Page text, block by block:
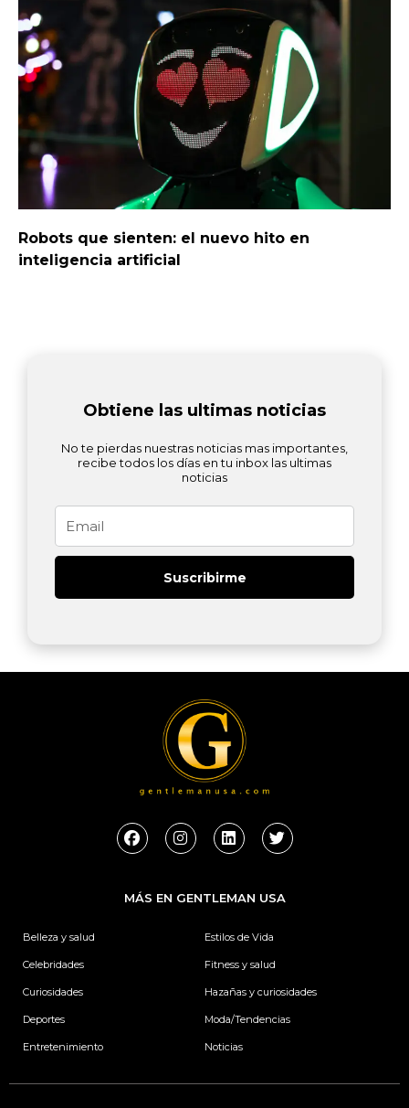
Robots que sienten: el nuevo hito en
inteligencia artificial
Obtiene las ultimas noticias
No te pierdas nuestras noticias mas importantes,
recibe todos los días en tu inbox las ultimas
noticias
Suscribirme
F
a
c
b
o
I
n
s
a
g
L
i
n
e
d
n
T
w
i
t
e
MÁS EN GENTLEMAN USA
Belleza y salud
Celebridades
Curiosidades
Deportes
Entretenimiento
Estilos de Vida
Fitness y salud
Hazañas y curiosidades
Moda/Tendencias
Noticias